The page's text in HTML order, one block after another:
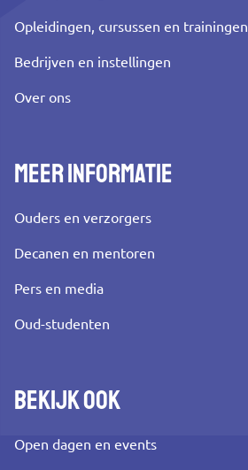
Opleidingen, cursussen en trainingen
Bedrijven en instellingen
Over ons
Meer informatie
Ouders en verzorgers
Decanen en mentoren
Pers en media
Oud-studenten
Bekijk ook
Open dagen en events